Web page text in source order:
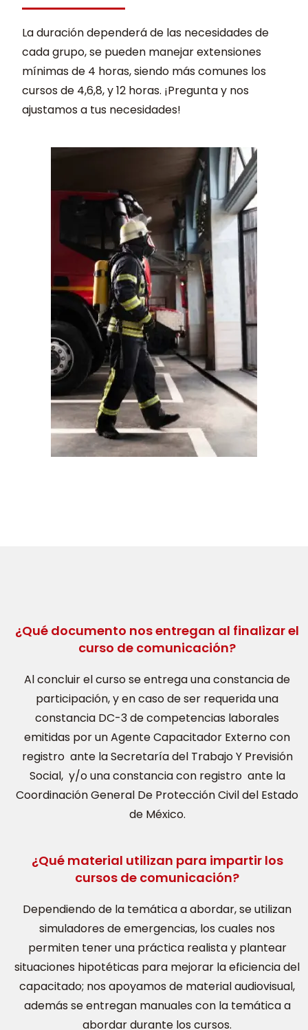
La duración dependerá de las necesidades de
cada grupo, se pueden manejar extensiones
mínimas de 4 horas, siendo más comunes los
cursos de 4,6,8, y 12 horas. ¡Pregunta y nos
ajustamos a tus necesidades!
¿Qué documento nos entregan al finalizar el
curso de comunicación?
Al concluir el curso se entrega una constancia de
participación, y en caso de ser requerida una
constancia DC-3 de competencias laborales
emitidas por un Agente Capacitador Externo con
registro ante la Secretaría del Trabajo Y Previsión
Social, y/o una constancia con registro ante la
Coordinación General De Protección Civil del Estado
de México.
¿Qué material utilizan para impartir los
cursos de comunicación?
Dependiendo de la temática a abordar, se utilizan
simuladores de emergencias, los cuales nos
permiten tener una práctica realista y plantear
situaciones hipotéticas para mejorar la eficiencia del
capacitado; nos apoyamos de material audiovisual,
además se entregan manuales con la temática a
abordar durante los cursos.